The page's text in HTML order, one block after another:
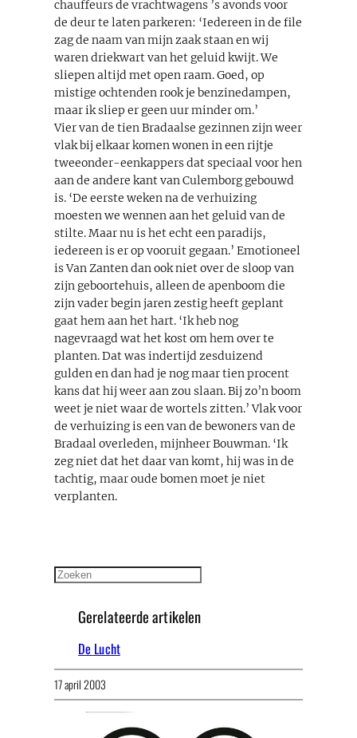
chauffeurs de vrachtwagens ’s avonds voor
de deur te laten parkeren: ‘Iedereen in de file
zag de naam van mijn zaak staan en wij
waren driekwart van het geluid kwijt. We
sliepen altijd met open raam. Goed, op
mistige ochtenden rook je benzinedampen,
maar ik sliep er geen uur minder om.’
Vier van de tien Bradaalse gezinnen zijn weer
vlak bij elkaar komen wonen in een rijtje
tweeonder-eenkappers dat speciaal voor hen
aan de andere kant van Culemborg gebouwd
is. ‘De eerste weken na de verhuizing
moesten we wennen aan het geluid van de
stilte. Maar nu is het echt een paradijs,
iedereen is er op vooruit gegaan.’ Emotioneel
is Van Zanten dan ook niet over de sloop van
zijn geboortehuis, alleen de apenboom die
zijn vader begin jaren zestig heeft geplant
gaat hem aan het hart. ‘Ik heb nog
nagevraagd wat het kost om hem over te
planten. Dat was indertijd zesduizend
gulden en dan had je nog maar tien procent
kans dat hij weer aan zou slaan. Bij zo’n boom
weet je niet waar de wortels zitten.’ Vlak voor
de verhuizing is een van de bewoners van de
Bradaal overleden, mijnheer Bouwman. ‘Ik
zeg niet dat het daar van komt, hij was in de
tachtig, maar oude bomen moet je niet
verplanten.
Zoeken
Gerelateerde artikelen
De Lucht
17 april 2003